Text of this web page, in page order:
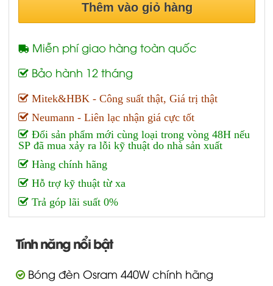
Thêm vào giỏ hàng
Miễn phí giao hàng toàn quốc
Bảo hành 12 tháng
Mitek&HBK - Công suất thật, Giá trị thật
Neumann - Liên lạc nhận giá cực tốt
Đổi sản phẩm mới cùng loại trong vòng 48H nếu
SP đã mua xảy ra lỗi kỹ thuật do nhà sản xuất
Hàng chính hãng
Hỗ trợ kỹ thuật từ xa
Trả góp lãi suất 0%
Tính năng nổi bật
Bóng đèn Osram 440W chính hãng